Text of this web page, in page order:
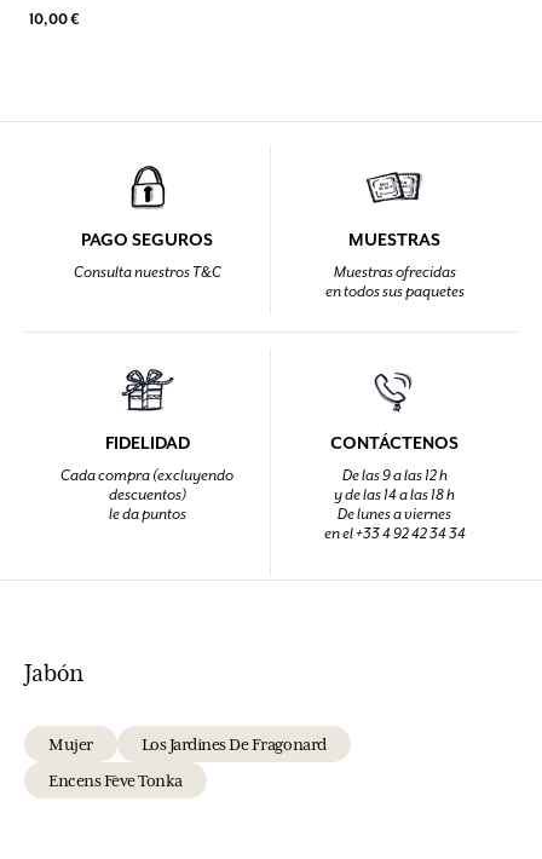
10,00 €
PAGO SEGUROS
Consulta nuestros T&C
MUESTRAS
Muestras ofrecidas
en todos sus paquetes
FIDELIDAD
Cada compra (excluyendo
descuentos)
le da puntos
CONTÁCTENOS
De las 9 a las 12 h
y de las 14 a las 18 h
De lunes a viernes
en el +33 4 92 42 34 34
Jabón
Mujer
Los Jardines De Fragonard
Encens Fève Tonka